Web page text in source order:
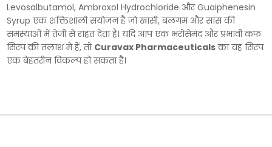
Levosalbutamol, Ambroxol Hydrochloride और Guaiphenesin
Syrup एक शक्तिशाली संयोजन है जो खांसी, बलगम और सांस की
समस्याओं में तेजी से राहत देता है। यदि आप एक भरोसेमंद और प्रभावी कफ
सिरप की तलाश में हैं, तो Curavax Pharmaceuticalsका यह सिरप
एक बेहतरीन विकल्प हो सकता है।